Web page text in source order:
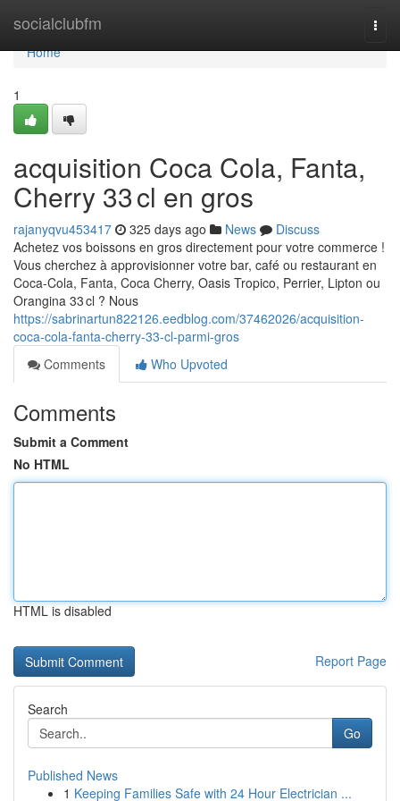
socialclubfm
Home
Home
1
acquisition Coca Cola, Fanta,
Cherry 33 cl en gros
rajanyqvu453417 325 days ago News
Discuss
Achetez vos boissons en gros directement pour votre commerce !
Vous cherchez à approvisionner votre bar, café ou restaurant en
Coca-Cola, Fanta, Coca Cherry, Oasis Tropico, Perrier, Lipton ou
Orangina 33 cl ? Nous
https://sabrinartun822126.eedblog.com/37462026/acquisition-
coca-cola-fanta-cherry-33-cl-parmi-gros
Comments
Who Upvoted
Comments
Submit a Comment
No HTML
HTML is disabled
Report Page
Search
Go
Published News
1 Keeping Families Safe with 24 Hour Electrician ...